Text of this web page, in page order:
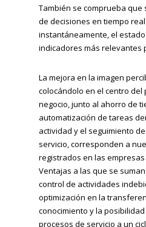
También se comprueba que
de decisiones en tiempo real
instantáneamente, el
indicadores más relevantes
La mejora en la imagen
colocándolo en el centro del
negocio, junto al ahorro de
automatización de tareas
actividad y el seguimiento
servicio, corresponden a
registrados en las
Ventajas a las que se
control de actividades
optimización en la
conocimiento y la
procesos de servicio a un